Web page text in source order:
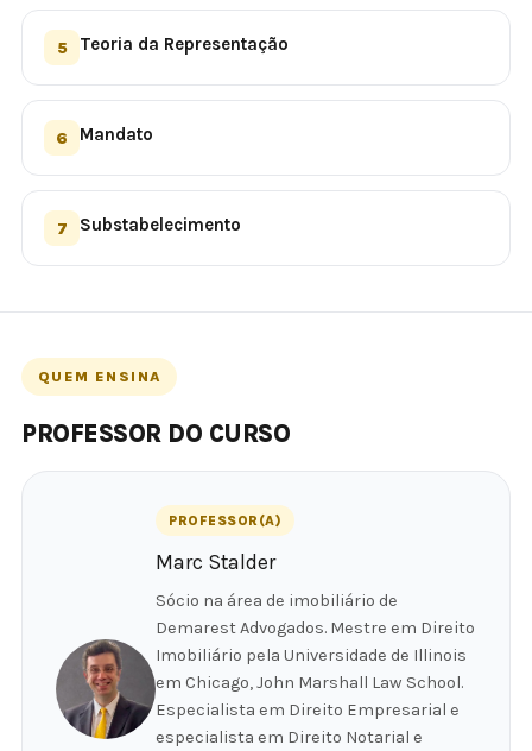
5 Teoria da Representação
6 Mandato
7 Substabelecimento
QUEM ENSINA
PROFESSOR DO CURSO
PROFESSOR(A)
Marc Stalder
Sócio na área de imobiliário de
Demarest Advogados. Mestre em Direito
Imobiliário pela Universidade de Illinois
em Chicago, John Marshall Law School.
Especialista em Direito Empresarial e
especialista em Direito Notarial e